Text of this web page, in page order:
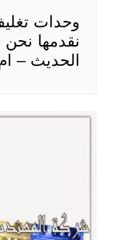
وحدات
نقدمها
الحديث –